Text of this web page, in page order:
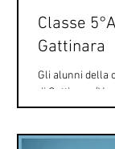
Classe
Gattinara
Gli alunni della
di Gattinara
nell'impresa